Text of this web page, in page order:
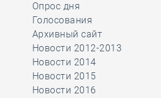
Опрос дня
Голосования
Архивный сайт
Новости 2012-2013
Новости 2014
Новости 2015
Новости 2016